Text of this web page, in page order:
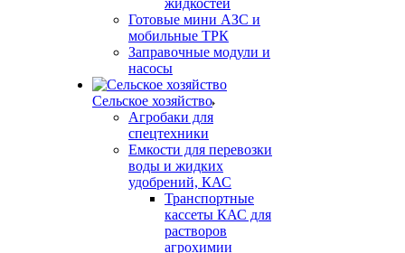
жидкостей
Готовые мини АЗС и
мобильные ТРК
Заправочные модули и
насосы
Сельское хозяйство
Агробаки для
спецтехники
Емкости для перевозки
воды и жидких
удобрений, КАС
Транспортные
кассеты КАС для
растворов
агрохимии